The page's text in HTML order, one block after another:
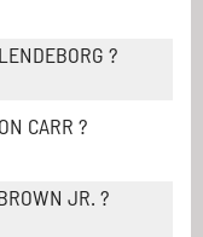
?
CARR ?
JR. ?